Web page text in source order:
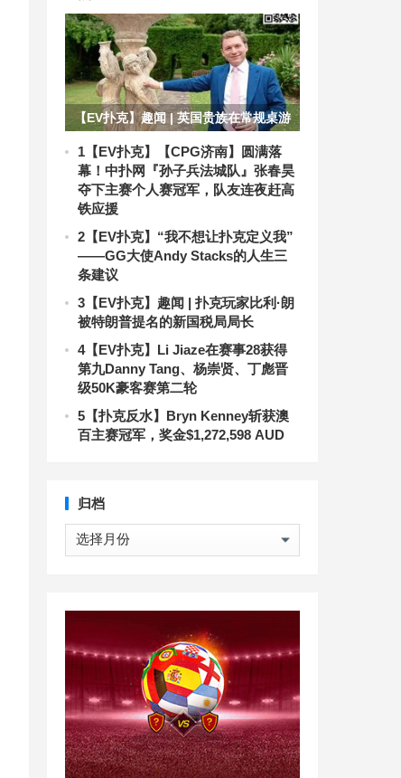
【EV扑克】趣闻 | 英国贵族在常规桌游
戏中输掉2000万美元
1 【EV扑克】【CPG济南】圆满落
幕！中扑网『孙子兵法城队』张春昊
夺下主赛个人赛冠军，队友连夜赶高
铁应援
2 【EV扑克】“我不想让扑克定义我”
——GG大使Andy Stacks的人生三
条建议
3 【EV扑克】趣闻 | 扑克玩家比利·朗
被特朗普提名的新国税局局长
4【EV扑克】Li Jiaze在赛事28获得
第九Danny Tang、杨崇贤、丁彪晋
级50K豪客赛第二轮
5 【扑克反水】Bryn Kenney斩获澳
百主赛冠军，奖金$1,272,598 AUD
归档
归